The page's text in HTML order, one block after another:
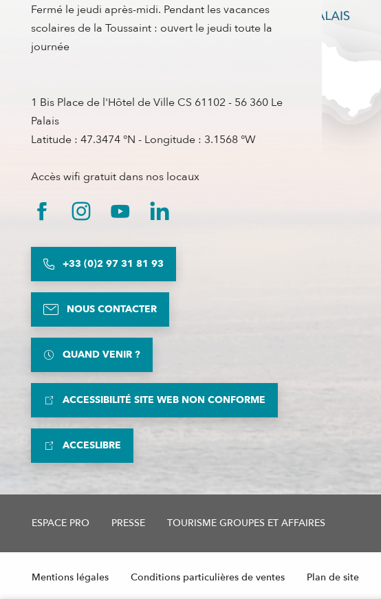
Fermé le jeudi après-midi. Pendant les vacances
scolaires de la Toussaint : ouvert le jeudi toute la
journée
1 Bis Place de l'Hôtel de Ville CS 61102 - 56 360 Le
Palais
Latitude : 47.3474 °N - Longitude : 3.1568 °W
Accès wifi gratuit dans nos locaux
+33 (0)2 97 31 81 93
NOUS CONTACTER
QUAND VENIR ?
ACCESSIBILITÉ SITE WEB NON CONFORME
ACCESLIBRE
ESPACE PRO PRESSE TOURISME GROUPES ET AFFAIRES
Mentions légales Conditions particulières de ventes Plan de site